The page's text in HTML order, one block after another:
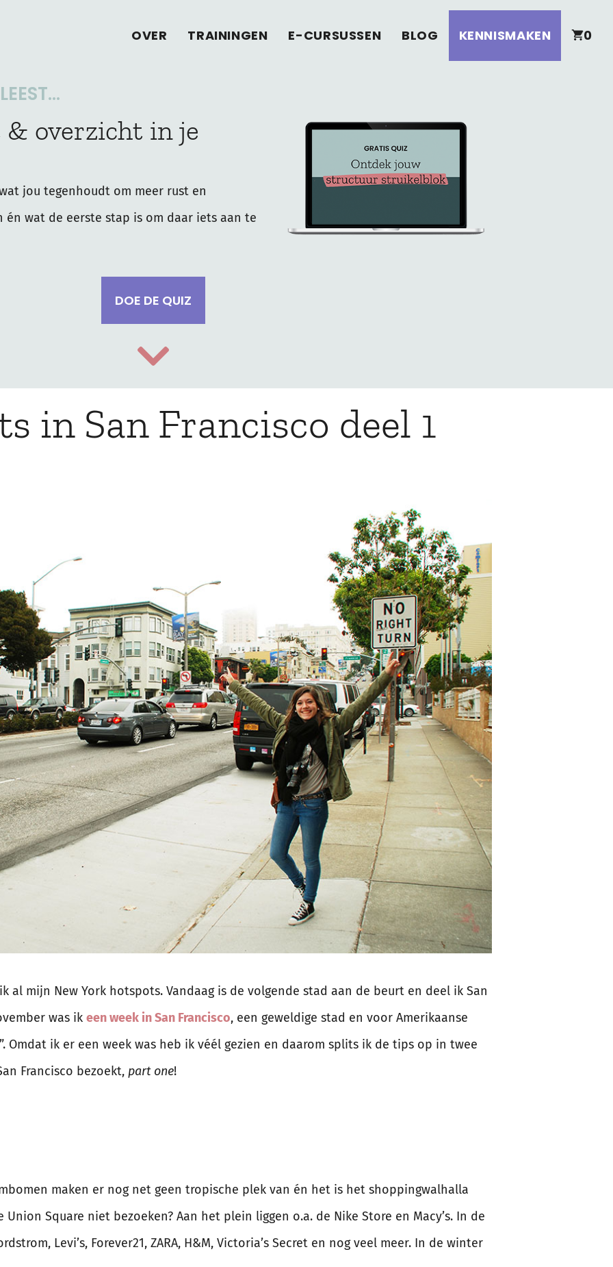
OVER TRAININGEN E-CURSUSSEN BLOG KENNISMAKEN 0
overzicht in je
jou tegenhoudt om meer rust en
wat de eerste stap is om daar iets aan te
DOE DE QUIZ
in San Francisco deel 1
al mijn New York hotspots. Vandaag is de volgende stad aan de beurt en deel ik San
was ik een week in San Francisco, een geweldige stad en voor Amerikaanse
Omdat ik er een week was heb ik véél gezien en daarom splits ik de tips op in twee
Francisco bezoekt, part one!
maken er nog net geen tropische plek van én het is het shoppingwalhalla
Union Square niet bezoeken? Aan het plein liggen o.a. de Nike Store en Macy’s. In de
Levi’s, Forever21, ZARA, H&M, Victoria’s Secret en nog veel meer. In de winter